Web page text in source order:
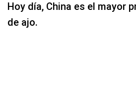
Hoy día, China es el mayor
de ajo.